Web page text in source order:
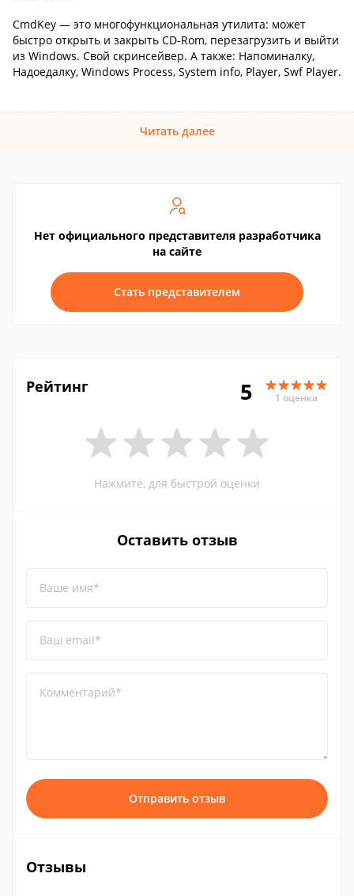
CmdKey — это многофункциональная утилита: может
быстро открыть и закрыть CD-Rom, перезагрузить и выйти
из Windows. Свой скринсейвер. А также: Напоминалку,
Надоедалку, Windows Process, System info, Player, Swf Player.
Читать далее
Нет официального представителя разработчика
на сайте
Стать представителем
Рейтинг 5 1 оценка
Нажмите, для быстрой оценки
Оставить отзыв
Ваше имя*
Ваш email*
Комментарий*
Отправить отзыв
Отзывы